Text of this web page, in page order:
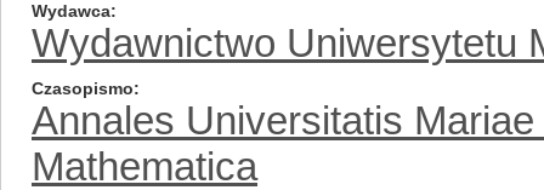
Wydawca
Wydawnictwo Uniwersytetu
Czasopismo
Annales Universitatis
Mathematica